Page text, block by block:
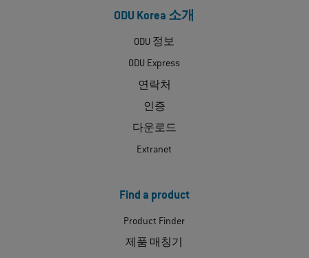
ODU Korea 소개
ODU 정보
ODU Express
연락처
인증
다운로드
Extranet
Find a product
Product Finder
제품 매칭기